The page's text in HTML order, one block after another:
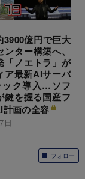
3900億円で巨大
ター構築へ、
「ノエトラ」が
ア最新AIサーバ
ック導入…ソフ
鍵を握る国産フ
計画の全容
日
フォロー